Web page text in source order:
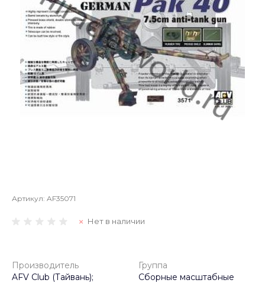
Артикул: AF35071
Нет в наличии
Производитель
AFV Club (Тайвань);
Группа
Сборные масштабные